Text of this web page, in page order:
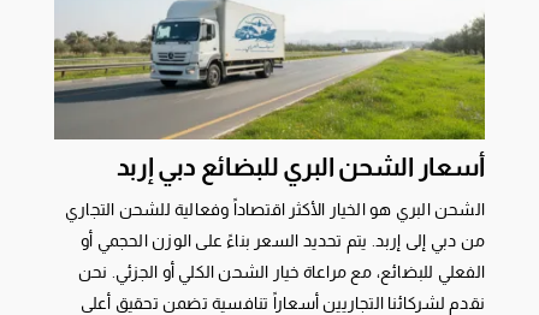
أسعار الشحن البري للبضائع دبي إربد
الشحن البري هو الخيار الأكثر اقتصاداً وفعالية للشحن التجاري
من دبي إلى إربد. يتم تحديد السعر بناءً على الوزن الحجمي أو
الفعلي للبضائع، مع مراعاة خيار الشحن الكلي أو الجزئي. نحن
نقدم لشركائنا التجاريين أسعاراً تنافسية تضمن تحقيق أعلى